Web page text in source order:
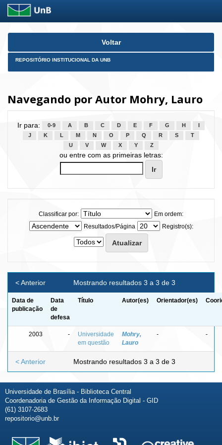
Skip
Voltar
REPOSITÓRIO INSTITUCIONAL DA UNB
Navegando por Autor Mohry, Lauro
Ir para: 0-9 A B C D E F G H
J
K L M N O P Q R S
T
U
V W X Y Z
ou entre com as primeiras letras:
Classificar por:
Em ordem:
Resultados/Página
Registro(s):
Mostrando resultados 3 a 3 de 3
< Anterior
Data de
publicação
Data
de
defesa
Título Autor(es) Orientador(es)
2003 -
Universidade
em questão
Mohry,
Lauro
- -
Mostrando resultados 3 a 3 de 3
< Anterior
Universidade de Brasília - Biblioteca Central
Coordenadoria de Gestão da Informação Digital - GID
(61) 3107-2683
repositorio@unb.br